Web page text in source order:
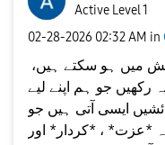
Active Level 1
‎02-28-2026 02:32 AM in
جو ہم اپنے لیے
ایسی آتی ہیں جو
*عزت* ، *کردار* اور